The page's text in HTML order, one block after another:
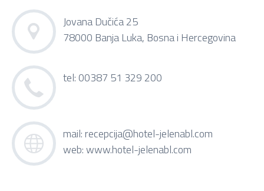
Jovana Dučića 25
78000 Banja Luka, Bosna i Hercegovina
tel: 00387 51 329 200
mail: recepcija@hotel-jelenabl.com
web:www.hotel-jelenabl.com